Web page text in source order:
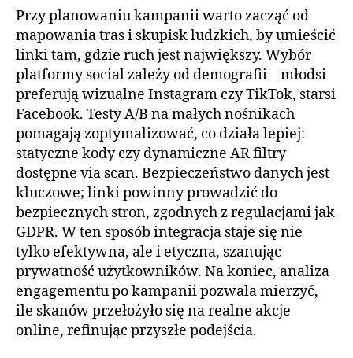
Przy planowaniu kampanii warto zacząć od
mapowania tras i skupisk ludzkich, by umieścić
linki tam, gdzie ruch jest największy. Wybór
platformy social zależy od demografii – młodsi
preferują wizualne Instagram czy TikTok, starsi
Facebook. Testy A/B na małych nośnikach
pomagają zoptymalizować, co działa lepiej:
statyczne kody czy dynamiczne AR filtry
dostępne via scan. Bezpieczeństwo danych jest
kluczowe; linki powinny prowadzić do
bezpiecznych stron, zgodnych z regulacjami jak
GDPR. W ten sposób integracja staje się nie
tylko efektywna, ale i etyczna, szanując
prywatność użytkowników. Na koniec, analiza
engagementu po kampanii pozwala mierzyć,
ile skanów przełożyło się na realne akcje
online, refinując przyszłe podejścia.